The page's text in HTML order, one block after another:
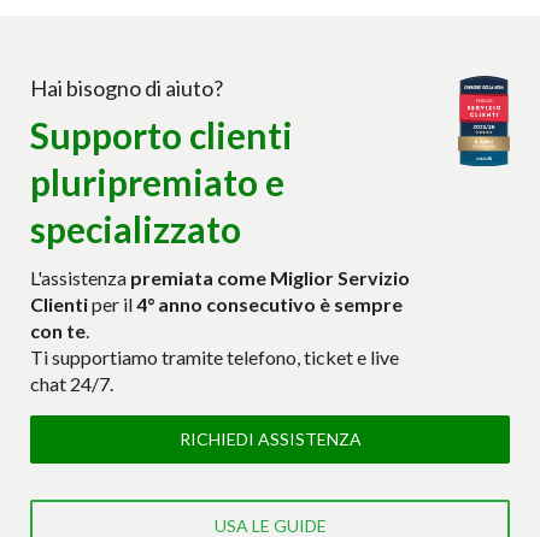
Hai bisogno di aiuto?
Supporto clienti
pluripremiato e
specializzato
L'assistenza premiata come Miglior Servizio
Clientiper il4° anno consecutivo è sempre
con te
Ti supportiamo tramite telefono, ticket e live
chat 24/7.
RICHIEDI ASSISTENZA
USA LE GUIDE